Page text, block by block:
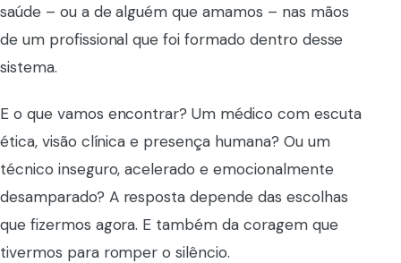
saúde – ou a de alguém que amamos – nas mãos
de um profissional que foi formado dentro desse
sistema.
E o que vamos encontrar? Um médico com escuta
ética, visão clínica e presença humana? Ou um
técnico inseguro, acelerado e emocionalmente
desamparado? A resposta depende das escolhas
que fizermos agora. E também da coragem que
tivermos para romper o silêncio.